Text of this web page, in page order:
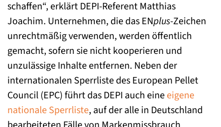
schaffen“, erklärt DEPI-Referent Matthias
Joachim. Unternehmen, die das ENplus-Zeichen
unrechtmäßig verwenden, werden öffentlich
gemacht, sofern sie nicht kooperieren und
unzulässige Inhalte entfernen. Neben der
internationalen Sperrliste des European Pellet
Council (EPC) führt das DEPI auch eineeigene
nationale Sperrliste, auf der alle in Deutschland